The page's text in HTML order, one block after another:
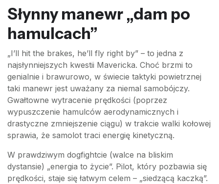
Słynny manewr „dam po
hamulcach”
„I’ll hit the brakes, he’ll fly right by” – to jedna z
najsłynniejszych kwestii Mavericka. Choć brzmi to
genialnie i brawurowo, w świecie taktyki powietrznej
taki manewr jest uważany za niemal samobójczy.
Gwałtowne wytracenie prędkości (poprzez
wypuszczenie hamulców aerodynamicznych i
drastyczne zmniejszenie ciągu) w trakcie walki kołowej
sprawia, że samolot traci energię kinetyczną.
W prawdziwym dogfightcie (walce na bliskim
dystansie) „energia to życie”. Pilot, który pozbawia się
prędkości, staje się łatwym celem – „siedzącą kaczką”.